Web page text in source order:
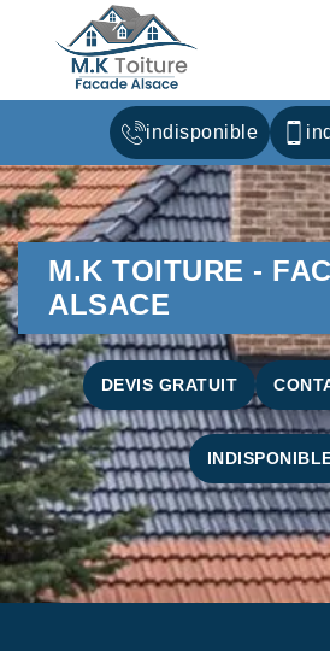
indisponible
M.K TOITURE -
ALSACE
DEVIS GRATUIT